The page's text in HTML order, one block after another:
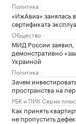
Политика
«ИжАвиа» занялась
сертификата
Общество
МИД России заявил,
демонстративно
Украиной
Политика
Зачем
пространства на
РБК и ПИК Серия плюс
Как принять
не пропустить